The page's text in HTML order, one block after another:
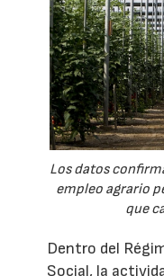
Los datos
empleo agrario
que
Dentro del
Social, la